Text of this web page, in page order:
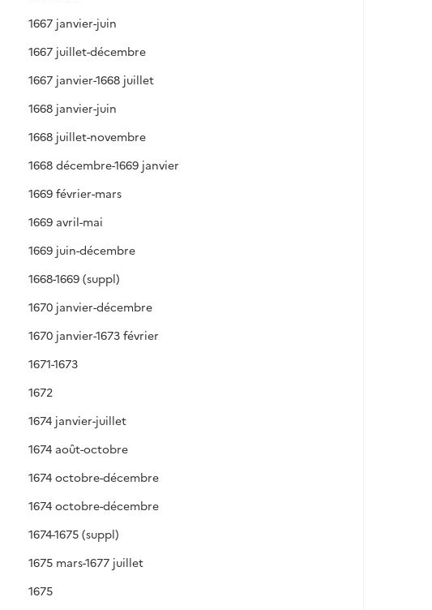
1667 janvier-juin
1667 juillet-décembre
1667 janvier-1668 juillet
1668 janvier-juin
1668 juillet-novembre
1668 décembre-1669 janvier
1669 février-mars
1669 avril-mai
1669 juin-décembre
1668-1669 (suppl)
1670 janvier-décembre
1670 janvier-1673 février
1671-1673
1672
1674 janvier-juillet
1674 août-octobre
1674 octobre-décembre
1674 octobre-décembre
1674-1675 (suppl)
1675 mars-1677 juillet
1675